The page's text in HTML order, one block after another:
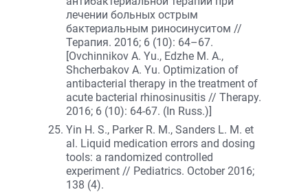
лечении больных острым
бактериальным риносинуситом //
Терапия. 2016; 6 (10): 64–67.
[Ovchinnikov A. Yu., Edzhe M. A.,
Shcherbakov A. Yu. Optimization of
antibacterial therapy in the treatment of
acute bacterial rhinosinusitis // Therapy.
2016; 6 (10): 64-67. (In Russ.)]
Yin H. S., Parker R. M., Sanders L. M. et
al. Liquid medication errors and dosing
tools: a randomized controlled
experiment // Pediatrics. October 2016;
138 (4).